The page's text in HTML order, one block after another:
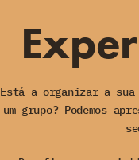
Está a organizar a
um grupo? Podemos